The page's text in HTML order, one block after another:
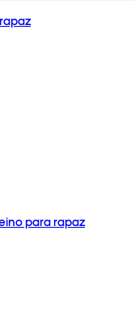
para rapaz